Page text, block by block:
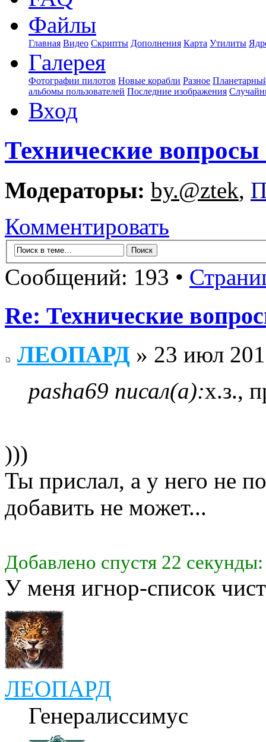
Файлы
Главная Видео Скрипты Дополнения Карта Утилиты
Галерея
Фотографии пилотов Новые корабли Разное
альбомы пользователей Последние изображения
Вход
Технические
Модераторы: by.@ztek,
Комментировать
Сообщений: 193 •
Re: Технические
ЛЕОПАРД » 23 июл
pasha69 писал(а):х.з.,
)))
Ты прислал, а у него не
добавить не может...
Добавлено спустя 22 секунды:
У меня игнор-список
ЛЕОПАРД
Генералиссимус